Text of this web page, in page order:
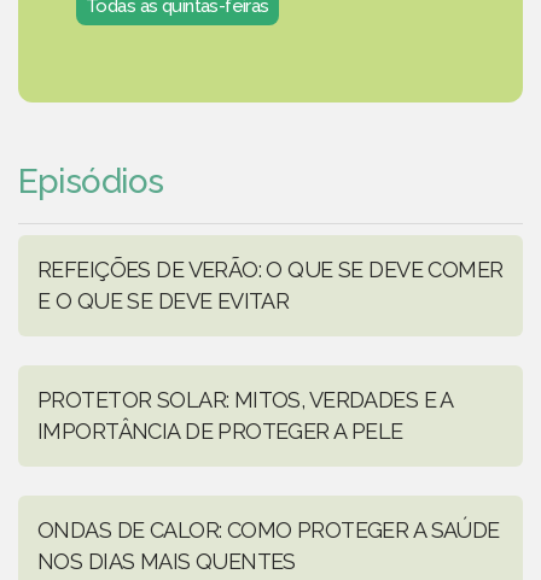
Todas as quintas-feiras
Episódios
REFEIÇÕES DE VERÃO: O QUE SE DEVE COMER
E O QUE SE DEVE EVITAR
PROTETOR SOLAR: MITOS, VERDADES E A
IMPORTÂNCIA DE PROTEGER A PELE
ONDAS DE CALOR: COMO PROTEGER A SAÚDE
NOS DIAS MAIS QUENTES